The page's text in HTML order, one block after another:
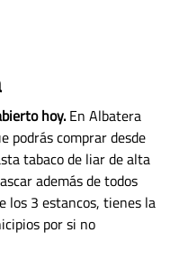
hoy. En Albatera
podrás comprar desde
tabaco de liar de alta
además de todos
los 3 estancos, tienes la
por si no